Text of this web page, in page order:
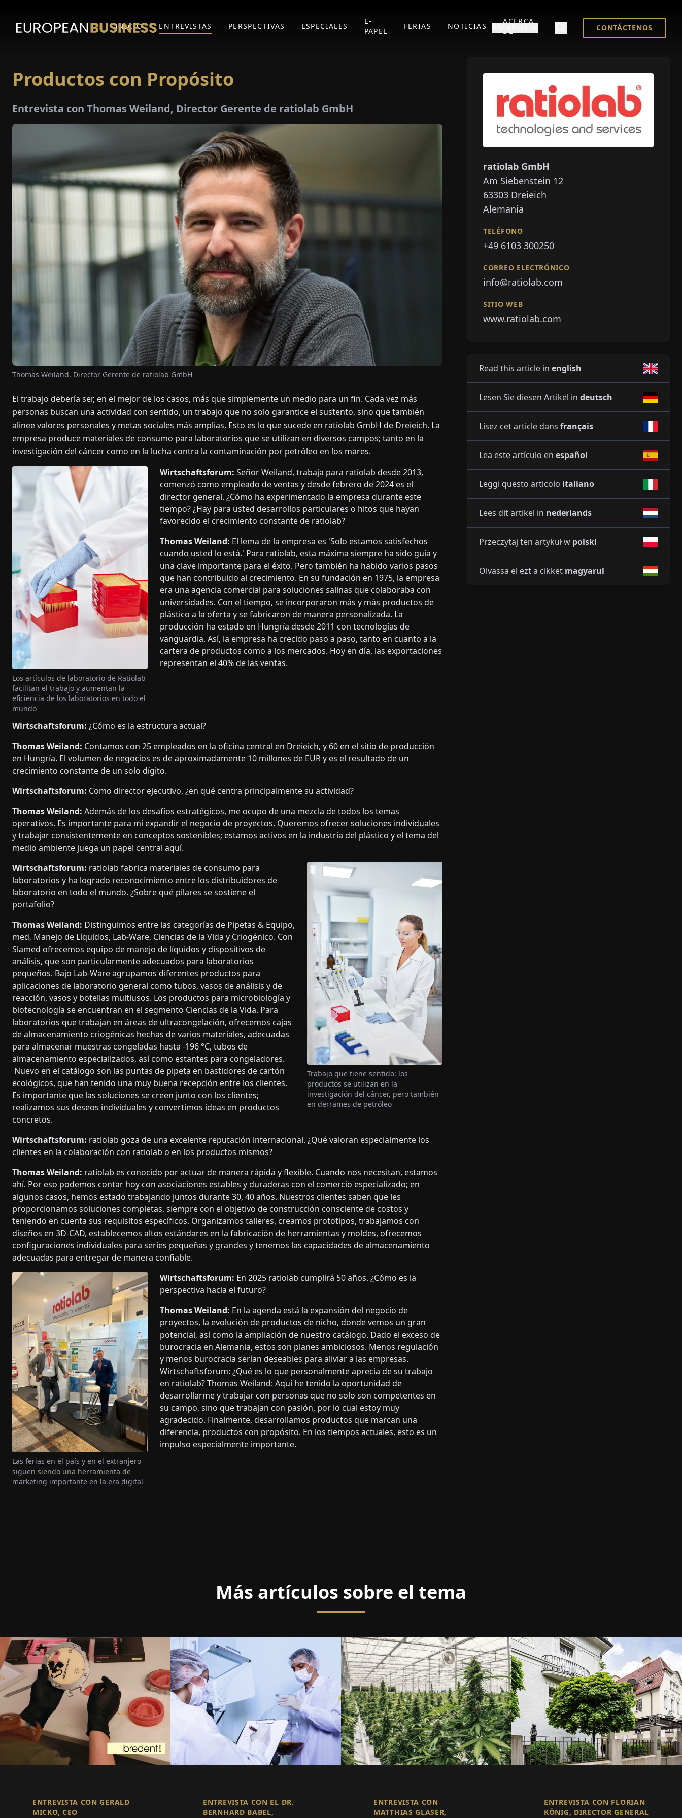
INICIO ENTREVISTAS PERSPECTIVAS ESPECIALES
E-
PAPEL
FERIAS NOTICIAS
ACERCA
DE
CONTÁCTENOS
Productos con Propósito
Entrevista con Thomas Weiland, Director Gerente de ratiolab GmbH
Thomas Weiland, Director Gerente de ratiolab GmbH
El trabajo debería ser, en el mejor de los casos, más que simplemente un medio para un fin. Cada vez más
personas buscan una actividad con sentido, un trabajo que no solo garantice el sustento, sino que también
alinee valores personales y metas sociales más amplias. Esto es lo que sucede en ratiolab GmbH de Dreieich. La
empresa produce materiales de consumo para laboratorios que se utilizan en diversos campos; tanto en la
investigación del cáncer como en la lucha contra la contaminación por petróleo en los mares.
Wirtschaftsforum: Señor Weiland, trabaja para ratiolab desde 2013,
comenzó como empleado de ventas y desde febrero de 2024 es el
director general. ¿Cómo ha experimentado la empresa durante este
tiempo? ¿Hay para usted desarrollos particulares o hitos que hayan
favorecido el crecimiento constante de ratiolab?
Thomas Weiland: El lema de la empresa es 'Solo estamos satisfechos
cuando usted lo está.' Para ratiolab, esta máxima siempre ha sido guía y
una clave importante para el éxito. Pero también ha habido varios pasos
que han contribuido al crecimiento. En su fundación en 1975, la empresa
era una agencia comercial para soluciones salinas que colaboraba con
universidades. Con el tiempo, se incorporaron más y más productos de
plástico a la oferta y se fabricaron de manera personalizada. La
producción ha estado en Hungría desde 2011 con tecnologías de
vanguardia. Así, la empresa ha crecido paso a paso, tanto en cuanto a la
cartera de productos como a los mercados. Hoy en día, las exportaciones
representan el 40% de las ventas.
Los artículos de laboratorio de Ratiolab
facilitan el trabajo y aumentan la
eficiencia de los laboratorios en todo el
mundo
Wirtschaftsforum: ¿Cómo es la estructura actual?
Thomas Weiland: Contamos con 25 empleados en la oficina central en Dreieich, y 60 en el sitio de producción
en Hungría. El volumen de negocios es de aproximadamente 10 millones de EUR y es el resultado de un
crecimiento constante de un solo dígito.
Wirtschaftsforum: Como director ejecutivo, ¿en qué centra principalmente su actividad?
Thomas Weiland: Además de los desafíos estratégicos, me ocupo de una mezcla de todos los temas
operativos. Es importante para mí expandir el negocio de proyectos. Queremos ofrecer soluciones individuales
y trabajar consistentemente en conceptos sostenibles; estamos activos en la industria del plástico y el tema del
medio ambiente juega un papel central aquí.
Wirtschaftsforum: ratiolab fabrica materiales de consumo para
laboratorios y ha logrado reconocimiento entre los distribuidores de
laboratorio en todo el mundo. ¿Sobre qué pilares se sostiene el
portafolio?
Thomas Weiland: Distinguimos entre las categorías de Pipetas & Equipo,
med, Manejo de Líquidos, Lab-Ware, Ciencias de la Vida y Criogénico. Con
Slamed ofrecemos equipo de manejo de líquidos y dispositivos de
análisis, que son particularmente adecuados para laboratorios
pequeños. Bajo Lab-Ware agrupamos diferentes productos para
aplicaciones de laboratorio general como tubos, vasos de análisis y de
reacción, vasos y botellas multiusos. Los productos para microbiología y
biotecnología se encuentran en el segmento Ciencias de la Vida. Para
laboratorios que trabajan en áreas de ultracongelación, ofrecemos cajas
de almacenamiento criogénicas hechas de varios materiales, adecuadas
para almacenar muestras congeladas hasta -196 °C, tubos de
almacenamiento especializados, así como estantes para congeladores.
Nuevo en el catálogo son las puntas de pipeta en bastidores de cartón
ecológicos, que han tenido una muy buena recepción entre los clientes.
Es importante que las soluciones se creen junto con los clientes;
realizamos sus deseos individuales y convertimos ideas en productos
concretos.
Trabajo que tiene sentido: los
productos se utilizan en la
investigación del cáncer, pero también
en derrames de petróleo
Wirtschaftsforum: ratiolab goza de una excelente reputación internacional. ¿Qué valoran especialmente los
clientes en la colaboración con ratiolab o en los productos mismos?
Thomas Weiland: ratiolab es conocido por actuar de manera rápida y flexible. Cuando nos necesitan, estamos
ahí. Por eso podemos contar hoy con asociaciones estables y duraderas con el comercio especializado; en
algunos casos, hemos estado trabajando juntos durante 30, 40 años. Nuestros clientes saben que les
proporcionamos soluciones completas, siempre con el objetivo de construcción consciente de costos y
teniendo en cuenta sus requisitos específicos. Organizamos talleres, creamos prototipos, trabajamos con
diseños en 3D-CAD, establecemos altos estándares en la fabricación de herramientas y moldes, ofrecemos
configuraciones individuales para series pequeñas y grandes y tenemos las capacidades de almacenamiento
adecuadas para entregar de manera confiable.
Wirtschaftsforum: En 2025 ratiolab cumplirá 50 años. ¿Cómo es la
perspectiva hacia el futuro?
Thomas Weiland: En la agenda está la expansión del negocio de
proyectos, la evolución de productos de nicho, donde vemos un gran
potencial, así como la ampliación de nuestro catálogo. Dado el exceso de
burocracia en Alemania, estos son planes ambiciosos. Menos regulación
y menos burocracia serían deseables para aliviar a las empresas.
Wirtschaftsforum: ¿Qué es lo que personalmente aprecia de su trabajo
en ratiolab? Thomas Weiland: Aquí he tenido la oportunidad de
desarrollarme y trabajar con personas que no solo son competentes en
su campo, sino que trabajan con pasión, por lo cual estoy muy
agradecido. Finalmente, desarrollamos productos que marcan una
diferencia, productos con propósito. En los tiempos actuales, esto es un
impulso especialmente importante.
Las ferias en el país y en el extranjero
siguen siendo una herramienta de
marketing importante en la era digital
ratiolab GmbH
Am Siebenstein 12
63303 Dreieich
Alemania
TELÉFONO
+49 6103 300250
CORREO ELECTRÓNICO
info@ratiolab.com
SITIO WEB
www.ratiolab.com
Read this article in english
Lesen Sie diesen Artikel in deutsch
Lisez cet article dans français
Lea este artículo en español
Leggi questo articolo italiano
Lees dit artikel in nederlands
Przeczytaj ten artykuł w polski
Olvassa el ezt a cikket magyarul
Más artículos sobre el tema
ENTREVISTA CON GERALD
MICKO, CEO
ENTREVISTA CON EL DR.
BERNHARD BABEL,
ENTREVISTA CON
MATTHIAS GLASER,
ENTREVISTA CON FLORIAN
KÖNIG, DIRECTOR GENERAL